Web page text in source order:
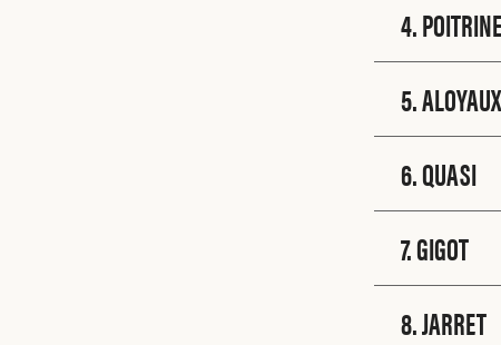
4. POITRINE
5. ALOYAUX
6. QUASI
7. GIGOT
8. JARRET